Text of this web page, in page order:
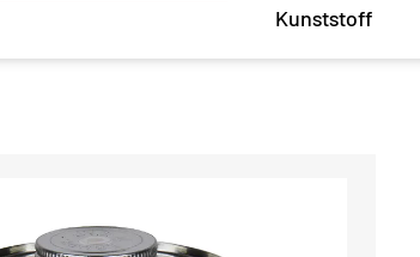
Kunststoff